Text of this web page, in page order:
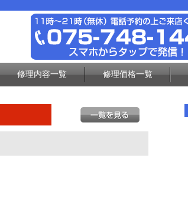
修理内容一覧 修理価格一覧